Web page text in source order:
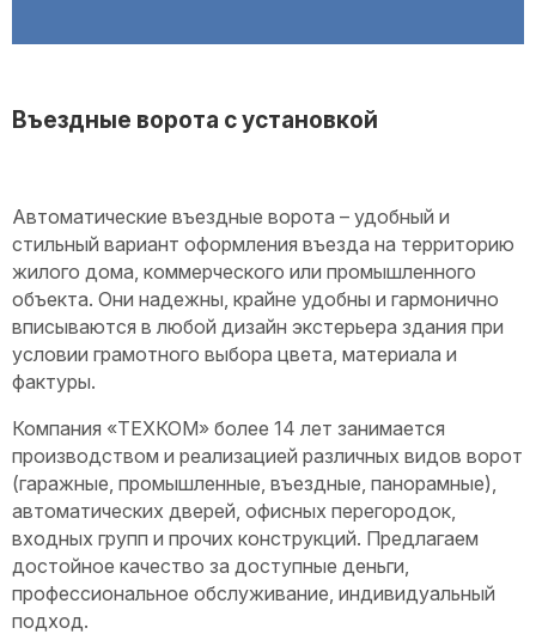
Въездные ворота с установкой
Автоматические въездные ворота – удобный и
стильный вариант оформления въезда на территорию
жилого дома, коммерческого или промышленного
объекта. Они надежны, крайне удобны и гармонично
вписываются в любой дизайн экстерьера здания при
условии грамотного выбора цвета, материала и
фактуры.
Компания «ТЕХКОМ» более 14 лет занимается
производством и реализацией различных видов ворот
(гаражные, промышленные, въездные, панорамные),
автоматических дверей, офисных перегородок,
входных групп и прочих конструкций. Предлагаем
достойное качество за доступные деньги,
профессиональное обслуживание, индивидуальный
подход.